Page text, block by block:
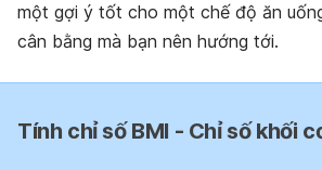
một gợi ý tốt cho một chế độ ăn
cân bằng mà bạn nên hướng tới.
Tính chỉ số BMI - Chỉ số khối